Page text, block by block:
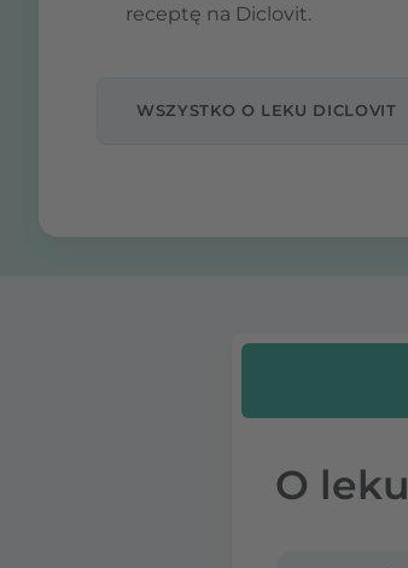
receptę na Diclovit.
WSZYSTKO O LEKU DICLOVIT
O leku